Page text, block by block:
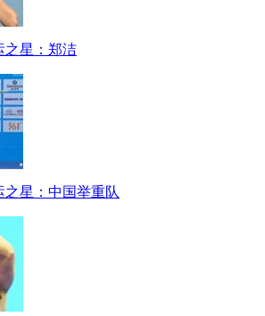
之星：郑洁
星：中国举重队